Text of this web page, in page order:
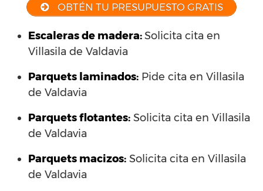
OBTÉN TU PRESUPUESTO GRATIS
Escaleras de madera:Solicita cita en
Villasila de Valdavia
Parquets laminados: Pide cita en Villasila
de Valdavia
Parquets flotantes: Solicita cita en Villasila
de Valdavia
Parquets macizos: Solicita cita en Villasila
de Valdavia